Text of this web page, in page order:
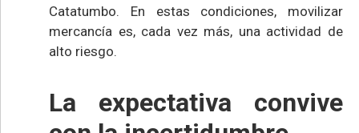
Catatumbo. En estas condiciones, movilizar
mercancía es, cada vez más, una actividad de
alto riesgo.
La expectativa convive